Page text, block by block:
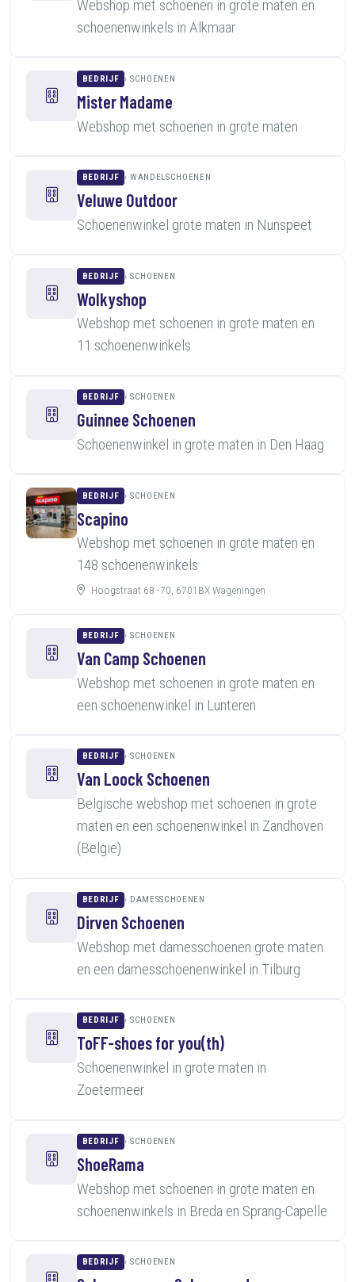
Webshop met schoenen in grote maten en
schoenenwinkels in Alkmaar
BEDRIJF SCHOENEN
Mister Madame
Webshop met schoenen in grote maten
BEDRIJF WANDELSCHOENEN
Veluwe Outdoor
Schoenenwinkel grote maten in Nunspeet
BEDRIJF SCHOENEN
Wolkyshop
Webshop met schoenen in grote maten en
11 schoenenwinkels
BEDRIJF SCHOENEN
Guinnee Schoenen
Schoenenwinkel in grote maten in Den Haag
BEDRIJF SCHOENEN
Scapino
Webshop met schoenen in grote maten en
148 schoenenwinkels
Hoogstraat 68 -70, 6701BX Wageningen
BEDRIJF SCHOENEN
Van Camp Schoenen
Webshop met schoenen in grote maten en
een schoenenwinkel in Lunteren
BEDRIJF SCHOENEN
Van Loock Schoenen
Belgische webshop met schoenen in grote
maten en een schoenenwinkel in Zandhoven
(Belgie)
BEDRIJF DAMESSCHOENEN
Dirven Schoenen
Webshop met damesschoenen grote maten
en een damesschoenenwinkel in Tilburg
BEDRIJF SCHOENEN
ToFF-shoes for you(th)
Schoenenwinkel in grote maten in
Zoetermeer
BEDRIJF SCHOENEN
ShoeRama
Webshop met schoenen in grote maten en
schoenenwinkels in Breda en Sprang-Capelle
BEDRIJF SCHOENEN